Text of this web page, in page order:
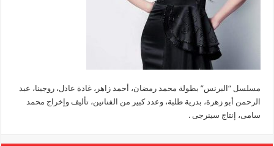
مسلسل “البرنس” بطولة محمد رمضان، أحمد زاهر، غادة عادل، روجينا، عبد
الرحمن أبو زهرة، بدرية طلبة، وعدد كبير من الفنانين، تأليف وإخراج محمد
سامى، إنتاج سينرجى .